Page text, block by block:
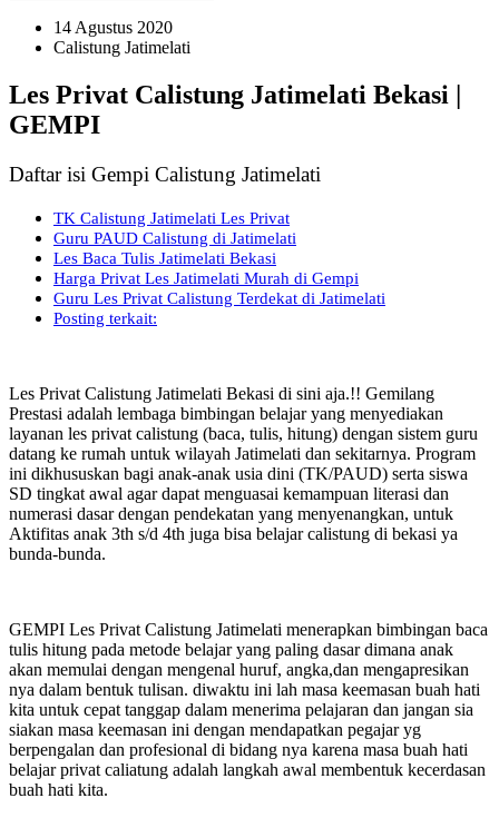
14 Agustus 2020
Calistung Jatimelati
Les Privat Calistung Jatimelati Bekasi |
GEMPI
Daftar isi Gempi Calistung Jatimelati
TK Calistung Jatimelati Les Privat
Guru PAUD Calistung di Jatimelati
Les Baca Tulis Jatimelati Bekasi
Harga Privat Les Jatimelati Murah di Gempi
Guru Les Privat Calistung Terdekat di Jatimelati
Posting terkait:
Les Privat Calistung Jatimelati Bekasi di sini aja.!! Gemilang
Prestasi adalah lembaga bimbingan belajar yang menyediakan
layanan les privat calistung (baca, tulis, hitung) dengan sistem guru
datang ke rumah untuk wilayah Jatimelati dan sekitarnya. Program
ini dikhususkan bagi anak-anak usia dini (TK/PAUD) serta siswa
SD tingkat awal agar dapat menguasai kemampuan literasi dan
numerasi dasar dengan pendekatan yang menyenangkan, untuk
Aktifitas anak 3th s/d 4th juga bisa belajar calistung di bekasi ya
bunda-bunda.
GEMPI Les Privat Calistung Jatimelati menerapkan bimbingan baca
tulis hitung pada metode belajar yang paling dasar dimana anak
akan memulai dengan mengenal huruf, angka,dan mengapresikan
nya dalam bentuk tulisan. diwaktu ini lah masa keemasan buah hati
kita untuk cepat tanggap dalam menerima pelajaran dan jangan sia
siakan masa keemasan ini dengan mendapatkan pegajar yg
berpengalan dan profesional di bidang nya karena masa buah hati
belajar privat caliatung adalah langkah awal membentuk kecerdasan
buah hati kita.